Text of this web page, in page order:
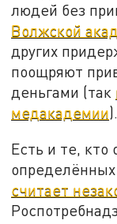
людей без
Волжской
других
поощряют
деньгами (так
медакадемии).
Есть и те, кто
считает